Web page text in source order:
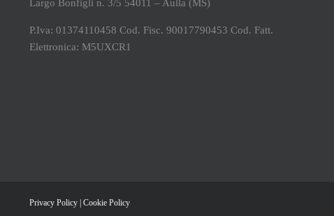
Largo Bonfigli n. 3/5 54011 – Aulla (MS)
P.Iva: 01374110458 Cod. Fisc. 90017790453 Cod. Fatt.
Elettronica: M5UXCR1
Privacy Policy | Cookie Policy